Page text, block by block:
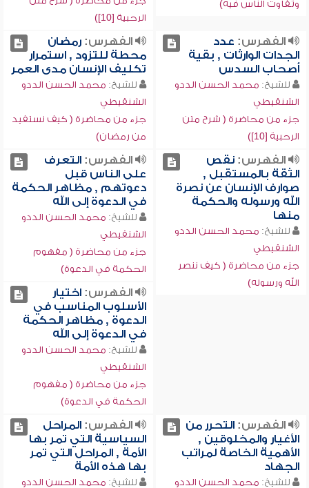
وتفاوت الناس فيه)
الرحبية [10])
الفهرس: عدد
الجدات الوارثات , بقية
أصحاب السدس
للشيخ: محمد الحسن الددو
الشنقيطي
جزء من محاضرة ( شرح متن
الرحبية [10])
الفهرس:رمضان
محطة للتزود , استمرار
تكليف الإنسان مدى العمر
للشيخ: محمد الحسن الددو
الشنقيطي
جزء من محاضرة ( كيف نستفيد
من رمضان)
الفهرس:نقص
الثقة بالمستقبل ,
صوارف الإنسان عن نصرة
الله ورسوله والحكمة
منها
للشيخ: محمد الحسن الددو
الشنقيطي
جزء من محاضرة ( كيف ننصر
الله ورسوله)
الفهرس:التعرف
على الناس قبل
دعوتهم , مظاهر الحكمة
في الدعوة إلى الله
للشيخ: محمد الحسن الددو
الشنقيطي
جزء من محاضرة ( مفهوم
الحكمة في الدعوة)
الفهرس:اختيار
الأسلوب المناسب في
الدعوة , مظاهر الحكمة
في الدعوة إلى الله
للشيخ: محمد الحسن الددو
الشنقيطي
جزء من محاضرة ( مفهوم
الحكمة في الدعوة)
الفهرس:التحرر من
الأغيار والمخلوقين ,
الأهمية الخاصة لمراتب
الجهاد
للشيخ: محمد الحسن الددو
الفهرس:المراحل
السياسية التي تمر بها
الأمة , المراحل التي تمر
بها هذه الأمة
للشيخ: محمد الحسن الددو